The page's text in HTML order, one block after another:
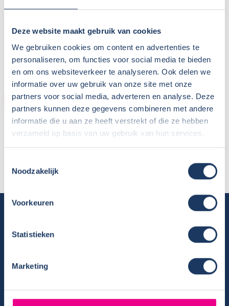
Deze website maakt gebruik van cookies
We gebruiken cookies om content en advertenties te
personaliseren, om functies voor social media te bieden
en om ons websiteverkeer te analyseren. Ook delen we
informatie over uw gebruik van onze site met onze
partners voor social media, adverteren en analyse. Deze
partners kunnen deze gegevens combineren met andere
informatie die u aan ze heeft verstrekt of die ze hebben
verzameld op basis van uw gebruik van hun services.
Noodzakelijk
Voorkeuren
Statistieken
Marketing
KOPER
Naam:
Pieter
Plaats / Provincie: Noord Brabant
Camper:
Adria Matrix Access 590 ST
Gratis E-book – Tig Vragen en Antwoorden over het Huren van
Verhuurinformatie